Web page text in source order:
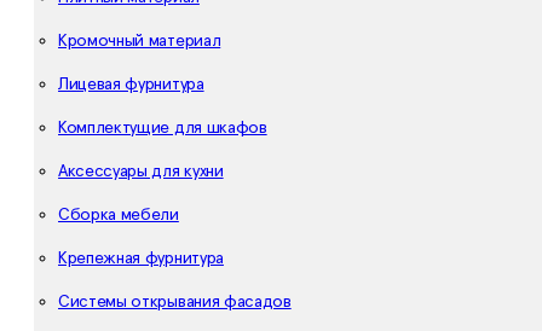
Кромочный материал
Лицевая фурнитура
Комплектущие для шкафов
Аксессуары для кухни
Сборка мебели
Крепежная фурнитура
Системы открывания фасадов